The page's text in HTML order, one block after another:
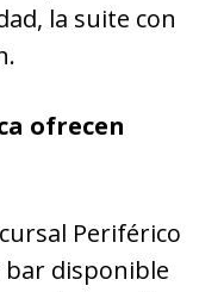
la suite con
ofrecen
Periférico
disponible